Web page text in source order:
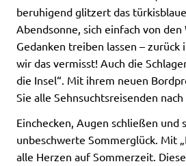
beruhigend glitzert das
Abendsonne, sich einfach von
Gedanken treiben lassen – zurück
wir das vermisst! Auch die
die Insel“. Mit ihrem neuen
Sie alle Sehnsuchtsreisenden nach
Einchecken, Augen schließen und
unbeschwerte Sommerglück. Mit
alle Herzen auf Sommerzeit.